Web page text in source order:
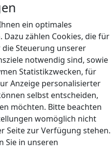
ein optimales
Dazu zählen Cookies, die für
Steuerung unserer
notwendig sind, sowie
Statistikzwecken, für
Anzeige personalisierter
selbst entscheiden,
möchten. Bitte beachten
womöglich nicht
Seite zur Verfügung stehen.
Sie in unseren